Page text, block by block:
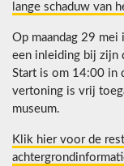
lange schaduw van
Op maandag 29
een inleiding bij zijn
Start is om 14:00 in
vertoning is vrij
museum.
Klik hier voor de